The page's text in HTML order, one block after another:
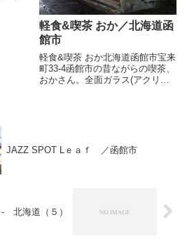
軽食&喫茶 おか／北海道函
館市
軽食&喫茶 おか北海道函館市宝来
町33-4函館市の昔ながらの喫茶、
おかさん。全面ガラス(アクリル
JAZZ SPOT Lｅａｆ ／函館市
北海道（５）